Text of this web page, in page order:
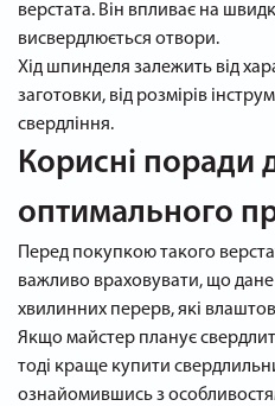
верстата. Він впливає на
висвердлюється отвори.
Хід шпинделя залежить від
заготовки, від розмірів
свердління.
Корисні поради
оптимального
Перед покупкою такого
важливо враховувати, що
хвилинних перерв, які
Якщо майстер планує
тоді краще купити
ознайомившись з